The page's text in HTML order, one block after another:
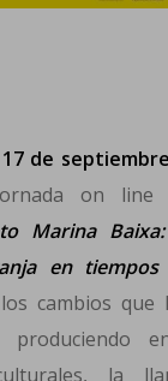
17 de septiembre
on line
Marina
en tiempos
cambios que
produciendo
la